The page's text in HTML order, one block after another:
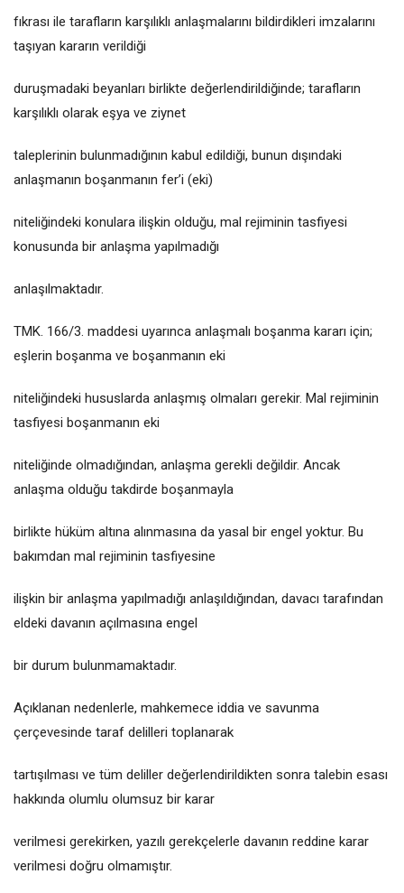
fıkrası ile tarafların karşılıklı anlaşmalarını bildirdikleri imzalarını
taşıyan kararın verildiği
duruşmadaki beyanları birlikte değerlendirildiğinde; tarafların
karşılıklı olarak eşya ve ziynet
taleplerinin bulunmadığının kabul edildiği, bunun dışındaki
anlaşmanın boşanmanın fer’i (eki)
niteliğindeki konulara ilişkin olduğu, mal rejiminin tasfiyesi
konusunda bir anlaşma yapılmadığı
anlaşılmaktadır.
TMK. 166/3. maddesi uyarınca anlaşmalı boşanma kararı için;
eşlerin boşanma ve boşanmanın eki
niteliğindeki hususlarda anlaşmış olmaları gerekir. Mal rejiminin
tasfiyesi boşanmanın eki
niteliğinde olmadığından, anlaşma gerekli değildir. Ancak
anlaşma olduğu takdirde boşanmayla
birlikte hüküm altına alınmasına da yasal bir engel yoktur. Bu
bakımdan mal rejiminin tasfiyesine
ilişkin bir anlaşma yapılmadığı anlaşıldığından, davacı tarafından
eldeki davanın açılmasına engel
bir durum bulunmamaktadır.
Açıklanan nedenlerle, mahkemece iddia ve savunma
çerçevesinde taraf delilleri toplanarak
tartışılması ve tüm deliller değerlendirildikten sonra talebin esası
hakkında olumlu olumsuz bir karar
verilmesi gerekirken, yazılı gerekçelerle davanın reddine karar
verilmesi doğru olmamıştır.